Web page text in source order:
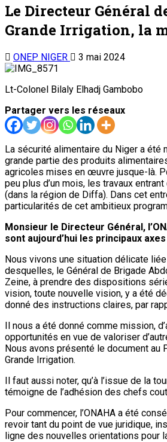
Le Directeur Général
Grande Irrigation, la
ONEP NIGER 3 mai 2024
Lt-Colonel Bilaly Elhadj Gambobo
Partager vers les réseaux
La sécurité alimentaire du Niger a été
grande partie des produits
agricoles mises en œuvre jusque-là.
peu plus d’un mois, les travaux
(dans la région de Diffa). Dans cet
particularités de cet ambitieux
Monsieur le Directeur Général,
sont aujourd’hui les principaux
Nous vivons une situation délicate
desquelles, le Général de Brigade
Zeine, à prendre des dispositions
vision, toute nouvelle vision, y a été
donné des instructions claires, par
Il nous a été donné comme mission,
opportunités en vue de valoriser
Nous avons présenté le document au
Grande Irrigation.
Il faut aussi noter, qu’à l’issue de la
témoigne de l’adhésion des chefs
Pour commencer, l’ONAHA a été
revoir tant du point de vue juridique,
ligne des nouvelles orientations pour